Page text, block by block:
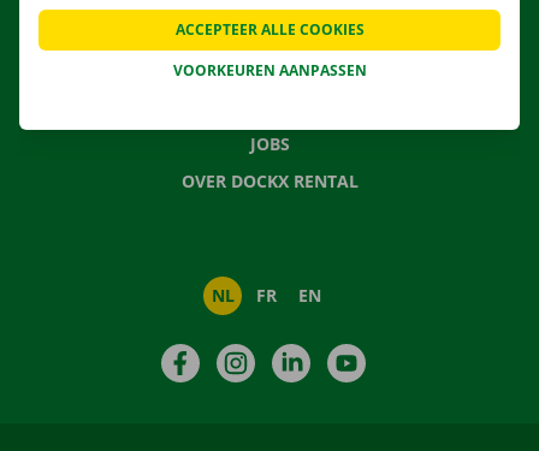
VEELGESTELDE VRAGEN
NIEUWS
JOBS
OVER DOCKX RENTAL
NL FR EN
FacebookInstagramLinkedIn
VOORKEUREN AANPASSEN
ACCEPTEER ALLE COOKIES